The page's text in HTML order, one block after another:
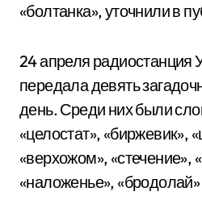
«болтанка», уточнили в
24 апреля радиостанция
передала девять
день. Среди них были
«целостат», «биржевик»,
«верхожом», «стечение»,
«наложенье»,